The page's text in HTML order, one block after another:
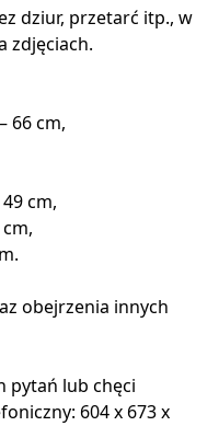
dziur, przetarć itp., w
zdjęciach.
66 cm,
cm,
obejrzenia innych
pytań lub chęci
604 x 673 x